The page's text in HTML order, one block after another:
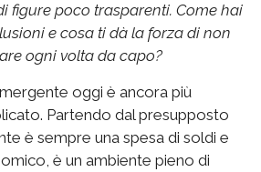
figure poco trasparenti. Come hai
e cosa ti dà la forza di non
ogni volta da capo?
oggi è ancora più
Partendo dal presupposto
è sempre una spesa di soldi e
è un ambiente pieno di